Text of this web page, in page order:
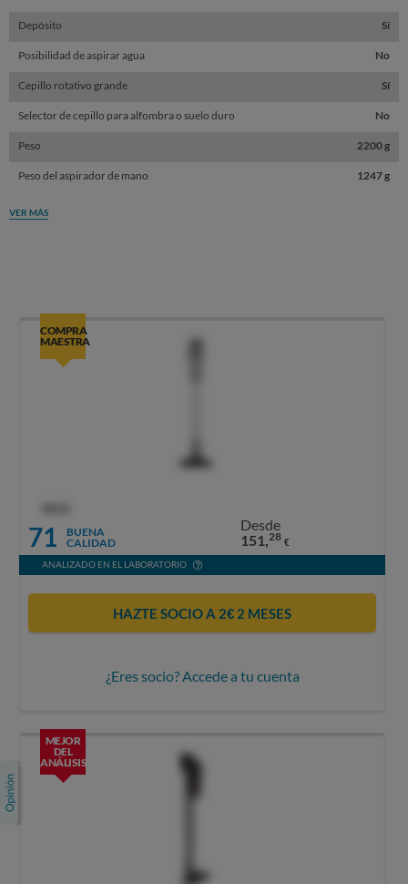
Depósito Sí
Posibilidad de aspirar agua No
Cepillo rotativo grande Sí
Selector de cepillo para alfombra o suelo duro No
Peso 2200 g
Peso del aspirador de mano 1247 g
VER MÁS
COMPRA
MAESTRA
71
BUENA
CALIDAD
Desde
151,28 €
ANALIZADO EN EL LABORATORIO
HAZTE SOCIO A 2€ 2 MESES
¿Eres socio? Accede a tu cuenta
MEJOR
DEL
ANÁLISIS